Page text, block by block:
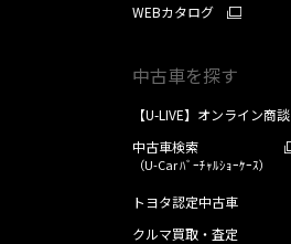
WEBカタログ
中古車を探す
【U-LIVE】オンライン商談
中古車検索
（U-Car ﾊﾞｰﾁｬﾙｼｮｰｹｰｽ）
トヨタ認定中古車
クルマ買取・査定